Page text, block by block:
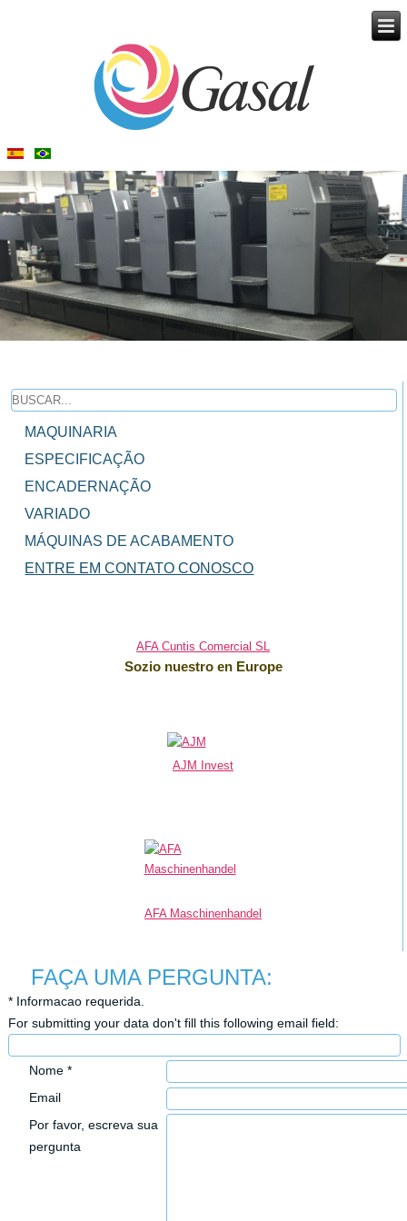
MAQUINARIA
ESPECIFICAÇÃO
ENCADERNAÇÃO
VARIADO
MÁQUINAS DE ACABAMENTO
ENTRE EM CONTATO CONOSCO
AFA Cuntis Comercial SL
Sozio nuestro en Europe
AJM Invest
AFA Maschinenhandel
FAÇA UMA PERGUNTA:
* Informacao requerida.
For submitting your data don't fill this following email field:
Nome*
Email
Por favor, escreva sua
pergunta